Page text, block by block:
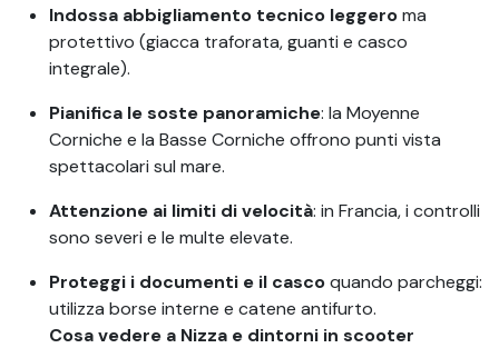
Indossa abbigliamento tecnico leggeroma
protettivo (giacca traforata, guanti e casco
integrale).
Pianifica le soste panoramiche: la Moyenne
Corniche e la Basse Corniche offrono punti vista
spettacolari sul mare.
Attenzione ai limiti di velocità: in Francia, i controlli
sono severi e le multe elevate.
Proteggi i documenti e il cascoquando parcheggi:
utilizza borse interne e catene antifurto.
Cosa vedere a Nizza e dintorni in scooter